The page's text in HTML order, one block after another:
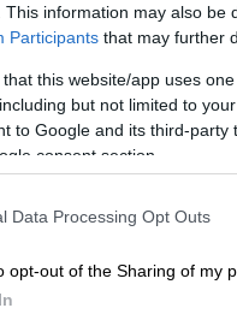
This information may also be
Participants that may further
that this website/app uses
but not limited to
to Google and its third-
consent section.
Data Processing Opt Outs
opt-out of the Sharing of my
το ΕΘΝΟΣ στη Google
Πρωτοδικείου της